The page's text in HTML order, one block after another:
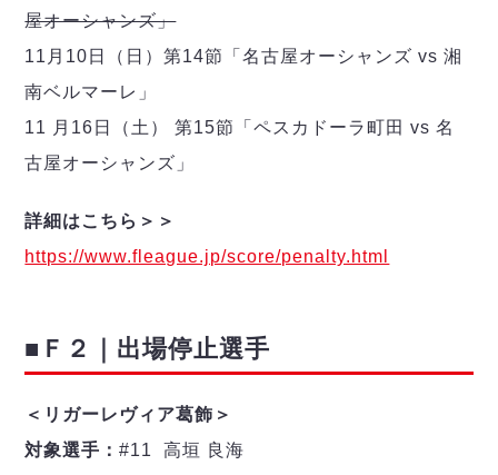
マルバ水戸FC
リガーレヴィア葛飾
Y．S．C．C．横浜
ヴィンセドール白山
アグレミーナ浜松
デウソン神戸
ミラクルスマイル新居浜
屋オーシャンズ」
11月10日（日）第14節「名古屋オーシャンズ vs 湘
南ベルマーレ」
11 月16日（土） 第15節「ペスカドーラ町田 vs 名
古屋オーシャンズ」
詳細はこちら＞＞
https://www.fleague.jp/score/penalty.html
■Ｆ２｜出場停止選手
＜リガーレヴィア葛飾＞
対象選手：#11 高垣 良海